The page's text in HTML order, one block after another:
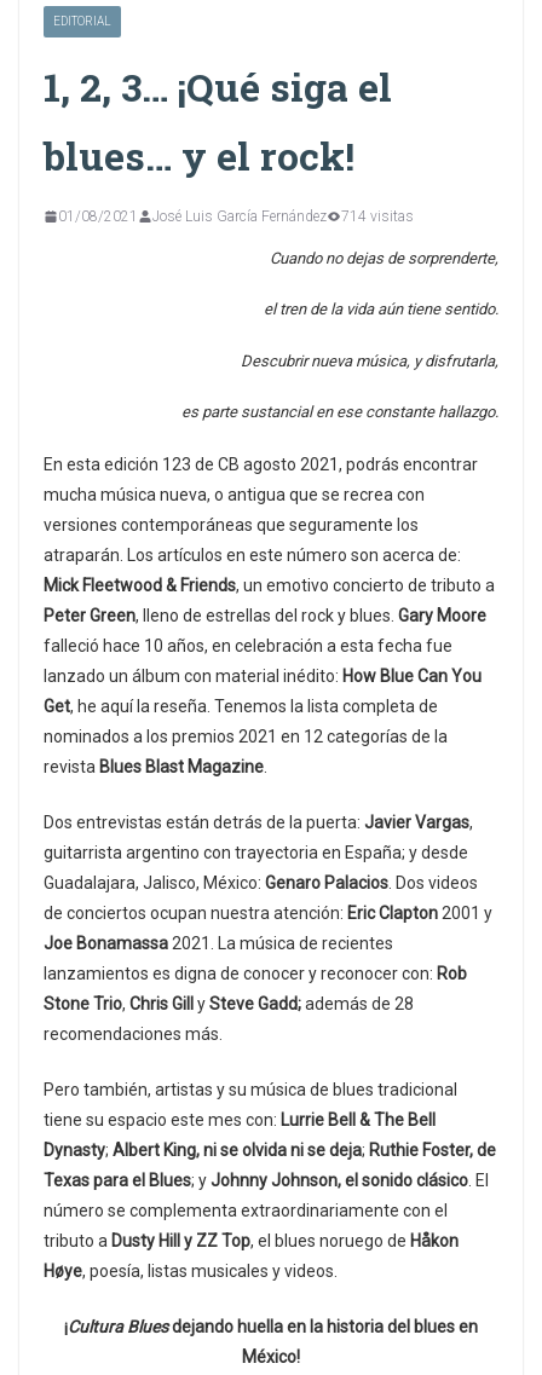
EDITORIAL
1, 2, 3… ¡Qué siga el
blues… y el rock!
01/08/2021 José Luis García Fernández 714 visitas
Cuando no dejas de sorprenderte,
el tren de la vida aún tiene sentido.
Descubrir nueva música, y disfrutarla,
es parte sustancial en ese constante hallazgo.
En esta edición 123 de CB agosto 2021, podrás encontrar
mucha música nueva, o antigua que se recrea con
versiones contemporáneas que seguramente los
atraparán. Los artículos en este número son acerca de:
Mick Fleetwood & Friends, un emotivo concierto de tributo a
Peter Green, lleno de estrellas del rock y blues. Gary Moore
falleció hace 10 años, en celebración a esta fecha fue
lanzado un álbum con material inédito: How Blue Can You
Get, he aquí la reseña. Tenemos la lista completa de
nominados a los premios 2021 en 12 categorías de la
revista Blues Blast Magazine
Dos entrevistas están detrás de la puerta: Javier Vargas,
guitarrista argentino con trayectoria en España; y desde
Guadalajara, Jalisco, México: Genaro Palacios . Dos videos
de conciertos ocupan nuestra atención: Eric Clapton 2001 y
Joe Bonamassa 2021. La música de recientes
lanzamientos es digna de conocer y reconocer con: Rob
Stone Trio, Chris Gill ySteve Gadd;además de 28
recomendaciones más.
Pero también, artistas y su música de blues tradicional
tiene su espacio este mes con: Lurrie Bell & The Bell
Dynasty; Albert King, ni se olvida ni se deja; Ruthie Foster, de
Texas para el Blues; yJohnny Johnson, el sonido clásico . El
número se complementa extraordinariamente con el
tributo a Dusty Hill y ZZ Top, el blues noruego de Håkon
Høye, poesía, listas musicales y videos.
¡Cultura Bluesdejando huella en la historia del blues en
México!